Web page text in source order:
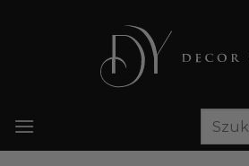
Szukaj: